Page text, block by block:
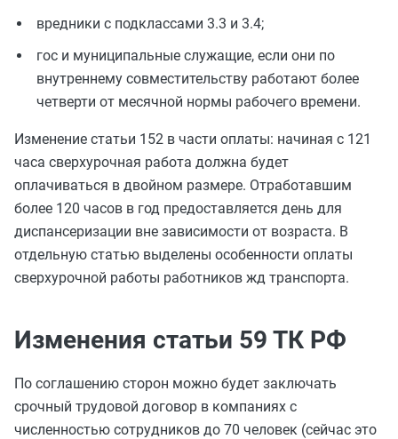
вредники с подклассами 3.3 и 3.4;
гос и муниципальные служащие, если они по
внутреннему совместительству работают более
четверти от месячной нормы рабочего времени.
Изменение статьи 152 в части оплаты: начиная с 121
часа сверхурочная работа должна будет
оплачиваться в двойном размере. Отработавшим
более 120 часов в год предоставляется день для
диспансеризации вне зависимости от возраста. В
отдельную статью выделены особенности оплаты
сверхурочной работы работников жд транспорта.
Изменения статьи 59 ТК РФ
По соглашению сторон можно будет заключать
срочный трудовой договор в компаниях с
численностью сотрудников до 70 человек (сейчас это